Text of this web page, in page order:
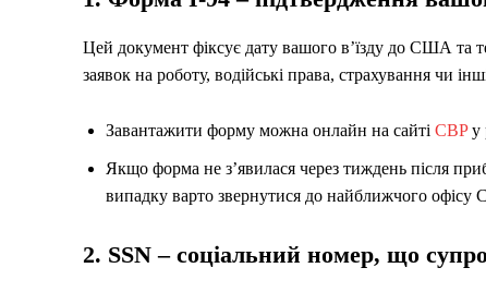
Цей документ фіксує дату вашого в’їзду до США та
заявок на роботу, водійські права, страхування чи
Завантажити форму можна онлайн на сайті CBPу
Якщо форма не з’явилася через тиждень після
випадку варто звернутися до найближчого офісу
2. SSN – соціальний номер, що